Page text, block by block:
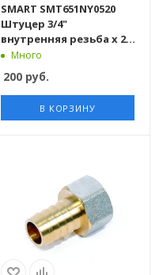
SMART SMT651NY0520
Штуцер 3/4"
внутренняя резьба х 20
никель - желтый, 130
штук в упаковке
Много
200руб.
В КОРЗИНУ